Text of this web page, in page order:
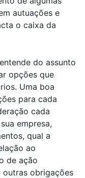
autuações e
o caixa da
do assunto
opções que
Uma boa
para cada
cada
empresa,
qual a
ao
de ação
outras obrigações